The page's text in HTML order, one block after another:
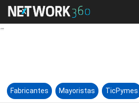
Nadia
Fabricantes Mayoristas TicPymes